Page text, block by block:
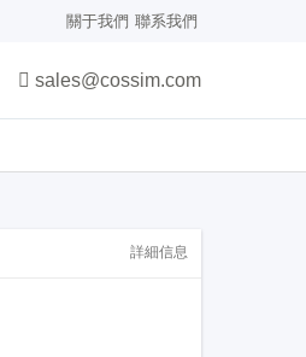
關于我們 聯系我們
sales@cossim.com
詳細信息